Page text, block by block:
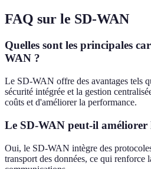
FAQ sur le SD-WAN
Quelles sont les principales
WAN ?
Le SD-WAN offre des avantages tels
sécurité intégrée et la gestion
coûts et d'améliorer la performance.
Le SD-WAN peut-il améliorer
Oui, le SD-WAN intègre des
transport des données, ce qui renforce